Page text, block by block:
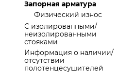
Запорная арматура
Физический износ
С изолированными/
неизолированными
стояками
Информация о наличии/
отсутствии
полотенцесушителей